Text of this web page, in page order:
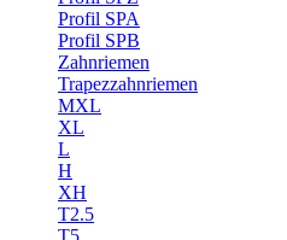
Profil SPA
Profil SPB
Zahnriemen
Trapezzahnriemen
MXL
XL
L
H
XH
T2.5
T5